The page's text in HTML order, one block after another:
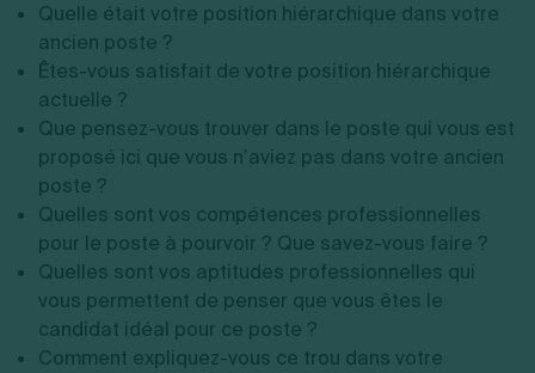
Quelle était votre position hiérarchique dans votre
ancien poste ?
Êtes-vous satisfait de votre position hiérarchique
actuelle ?
Que pensez-vous trouver dans le poste qui vous est
proposé ici que vous n’aviez pas dans votre ancien
poste ?
Quelles sont vos compétences professionnelles
pour le poste à pourvoir ? Que savez-vous faire ?
Quelles sont vos aptitudes professionnelles qui
vous permettent de penser que vous êtes le
candidat idéal pour ce poste ?
Comment expliquez-vous ce trou dans votre